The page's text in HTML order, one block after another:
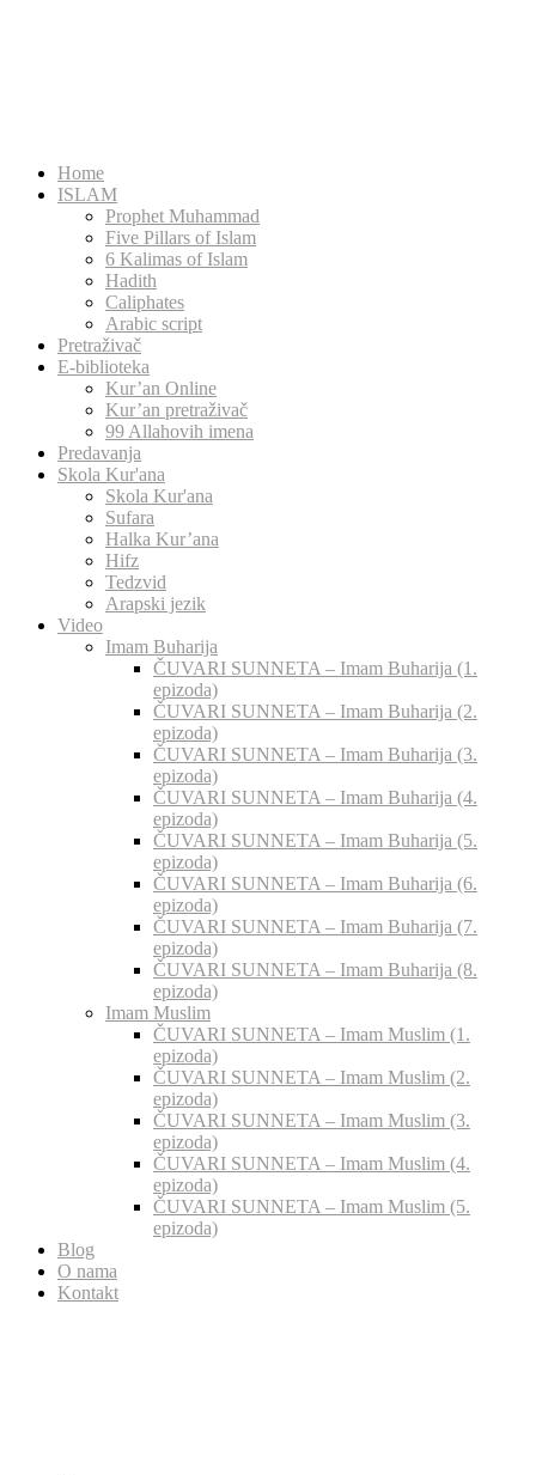
Home
ISLAM
Prophet Muhammad
Five Pillars of Islam
6 Kalimas of Islam
Hadith
Caliphates
Arabic script
Pretraživač
E-biblioteka
Kur’an Online
Kur’an pretraživač
99 Allahovih imena
Predavanja
Skola Kur'ana
Skola Kur'ana
Sufara
Halka Kur’ana
Hifz
Tedzvid
Arapski jezik
Video
Imam Buharija
ČUVARI SUNNETA – Imam Buharija (1.
epizoda)
ČUVARI SUNNETA – Imam Buharija (2.
epizoda)
ČUVARI SUNNETA – Imam Buharija (3.
epizoda)
ČUVARI SUNNETA – Imam Buharija (4.
epizoda)
ČUVARI SUNNETA – Imam Buharija (5.
epizoda)
ČUVARI SUNNETA – Imam Buharija (6.
epizoda)
ČUVARI SUNNETA – Imam Buharija (7.
epizoda)
ČUVARI SUNNETA – Imam Buharija (8.
epizoda)
Imam Muslim
ČUVARI SUNNETA – Imam Muslim (1.
epizoda)
ČUVARI SUNNETA – Imam Muslim (2.
epizoda)
ČUVARI SUNNETA – Imam Muslim (3.
epizoda)
ČUVARI SUNNETA – Imam Muslim (4.
epizoda)
ČUVARI SUNNETA – Imam Muslim (5.
epizoda)
Blog
O nama
Kontakt